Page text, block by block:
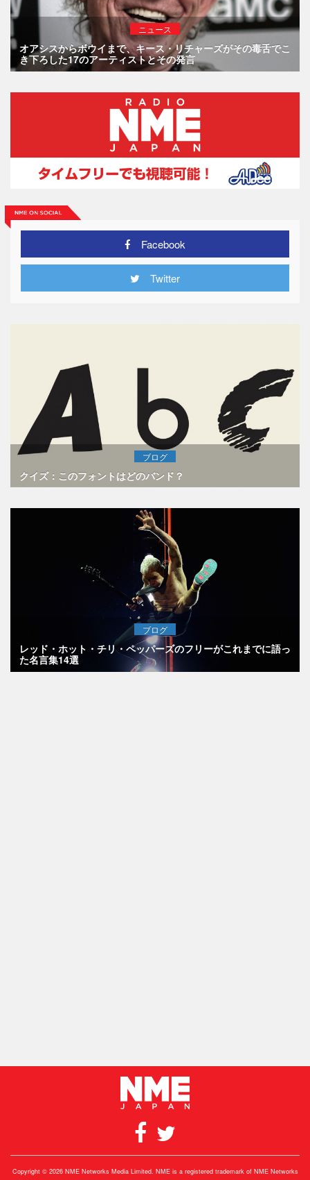
ニュース
オアシスからボウイまで、キース・リチャーズがその毒舌でこ
き下ろした17のアーティストとその発言
Facebook
Twitter
ブログ
クイズ：このフォントはどのバンド？
ブログ
レッド・ホット・チリ・ペッパーズのフリーがこれまでに語っ
た名言集14選
Copyright © 2026 NME Networks Media Limited. NME is a registered trademark of NME Networks